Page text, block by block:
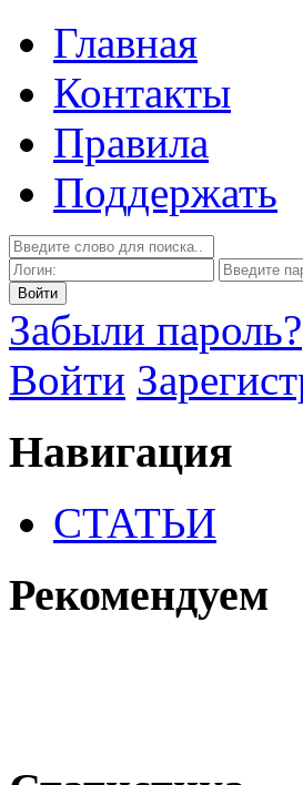
Главная
Контакты
Правила
Поддержать
Забыли пароль?
Войти
Навигация
СТАТЬИ
Рекомендуем